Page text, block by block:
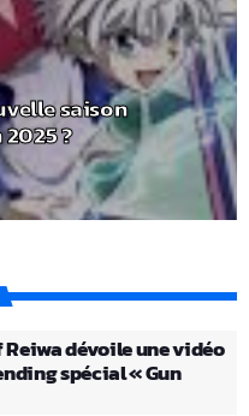
saison
?
Reiwa dévoile une vidéo
spécial « Gun